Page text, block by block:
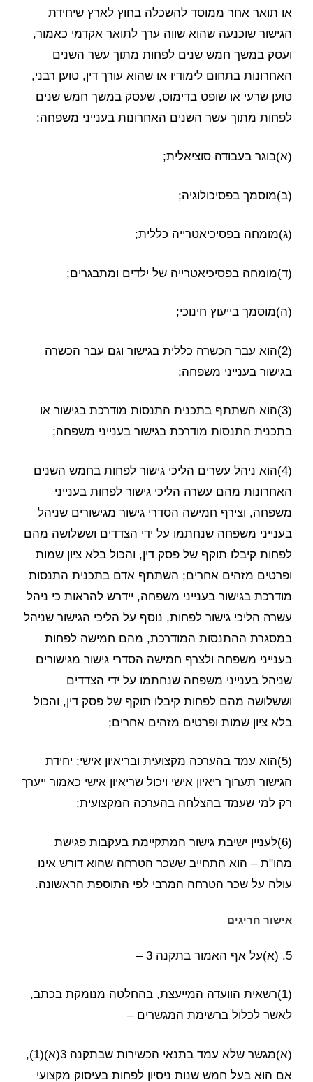
או תואר אחר ממוסד להשכלה בחוץ לארץ שיחידת
הגישור שוכנעה שהוא שווה ערך לתואר אקדמי כאמור,
ועסק במשך חמש שנים לפחות מתוך עשר השנים
האחרונות בתחום לימודיו או שהוא עורך דין, טוען רבני,
טוען שרעי או שופט בדימוס, שעסק במשך חמש שנים
לפחות מתוך עשר השנים האחרונות בענייני משפחה:
(א)בוגר בעבודה סוציאלית;
(ב)מוסמך בפסיכולוגיה;
(ג)מומחה בפסיכיאטרייה כללית;
(ד)מומחה בפסיכיאטרייה של ילדים ומתבגרים;
(ה)מוסמך בייעוץ חינוכי;
(2)הוא עבר הכשרה כללית בגישור וגם עבר הכשרה
בגישור בענייני משפחה;
(3)הוא השתתף בתכנית התנסות מודרכת בגישור או
בתכנית התנסות מודרכת בגישור בענייני משפחה;
(4)הוא ניהל עשרים הליכי גישור לפחות בחמש השנים
האחרונות מהם עשרה הליכי גישור לפחות בענייני
משפחה, וצירף חמישה הסדרי גישור מגישורים שניהל
בענייני משפחה שנחתמו על ידי הצדדים וששלושה מהם
לפחות קיבלו תוקף של פסק דין, והכול בלא ציון שמות
ופרטים מזהים אחרים; השתתף אדם בתכנית התנסות
מודרכת בגישור בענייני משפחה, יידרש להראות כי ניהל
עשרה הליכי גישור לפחות, נוסף על הליכי הגישור שניהל
במסגרת ההתנסות המודרכת, מהם חמישה לפחות
בענייני משפחה ולצרף חמישה הסדרי גישור מגישורים
שניהל בענייני משפחה שנחתמו על ידי הצדדים
וששלושה מהם לפחות קיבלו תוקף של פסק דין, והכול
בלא ציון שמות ופרטים מזהים אחרים;
(5)הוא עמד בהערכה מקצועית ובריאיון אישי; יחידת
הגישור תערוך ריאיון אישי ויכול שריאיון אישי כאמור ייערך
רק למי שעמד בהצלחה בהערכה המקצועית;
(6)לעניין ישיבת גישור המתקיימת בעקבות פגישת
מהו"ת – הוא התחייב ששכר הטרחה שהוא דורש אינו
עולה על שכר הטרחה המרבי לפי התוספת הראשונה.
אישור חריגים
5. (א)על אף האמור בתקנה 3 –
(1)רשאית הוועדה המייעצת, בהחלטה מנומקת בכתב,
לאשר לכלול ברשימת המגשרים –
(א)מגשר שלא עמד בתנאי הכשירות שבתקנה 3(א)(1),
אם הוא בעל חמש שנות ניסיון לפחות בעיסוק מקצועי